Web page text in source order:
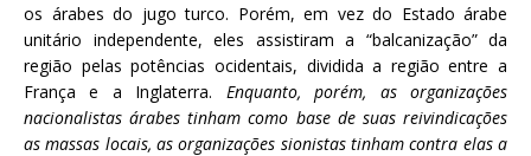
os árabes do jugo turco. Porém, em vez do Estado árabe
unitário independente, eles assistiram a “balcanização” da
região pelas potências ocidentais, dividida a região entre a
França e a Inglaterra. Enquanto, porém, as organizações
nacionalistas árabes tinham como base de suas reivindicações
as massas locais, as organizações sionistas tinham contra elas a